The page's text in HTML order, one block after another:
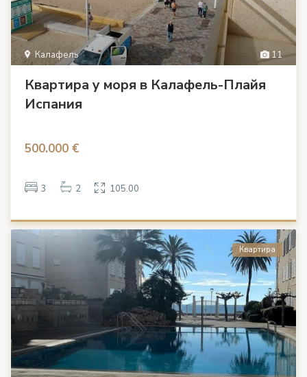
11
Калафель
Квартира у моря в Калафель-Плайя
Испания
500.000 €
3 2 105.00
Квартира